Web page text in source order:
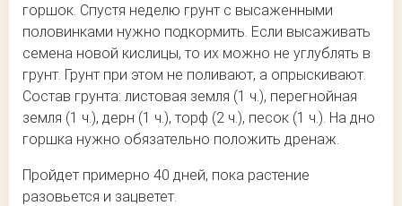
горшок. Спустя неделю грунт с высаженными
половинками нужно подкормить. Если высаживать
семена новой кислицы, то их можно не углублять в
грунт. Грунт при этом не поливают, а опрыскивают.
Состав грунта: листовая земля (1 ч.), перегнойная
земля (1 ч.), дерн (1 ч.), торф (2 ч.), песок (1 ч.). На дно
горшка нужно обязательно положить дренаж.
Пройдет примерно 40 дней, пока растение
разовьется и зацветет.